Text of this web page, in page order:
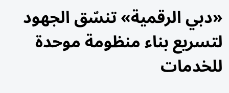
«دبي الرقمية» تنسّق الجهود
لتسريع بناء منظومة موحدة
للخدمات